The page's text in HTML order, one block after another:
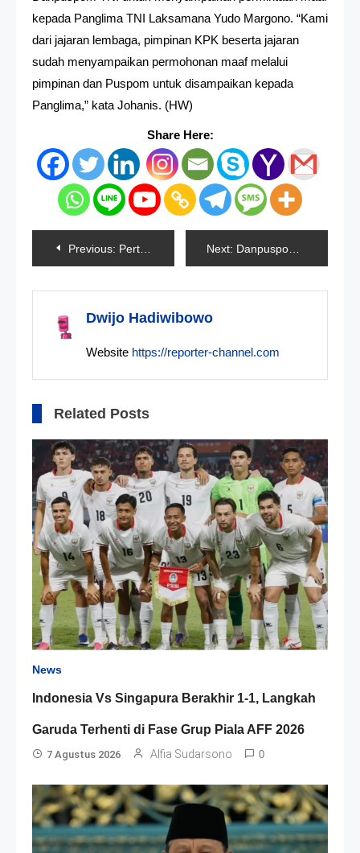
kepada Panglima TNI Laksamana Yudo Margono. “Kami
dari jajaran lembaga, pimpinan KPK beserta jajaran
sudah menyampaikan permohonan maaf melalui
pimpinan dan Puspom untuk disampaikan kepada
Panglima,” kata Johanis. (HW)
Share Here:
Navigasi
pos
Previous: Pertemuan Jokowi – Xi Jinping Hasilkan 8 Kesepakatan Next: Danpuspom Sayangkan OTT KPK Tak Koordinasi dengan TNI
Dwijo Hadiwibowo
Website https://reporter-channel.com
Related Posts
News
Indonesia Vs Singapura Berakhir 1-1, Langkah
Garuda Terhenti di Fase Grup Piala AFF 2026
7 Agustus 2026 Alfia Sudarsono 0